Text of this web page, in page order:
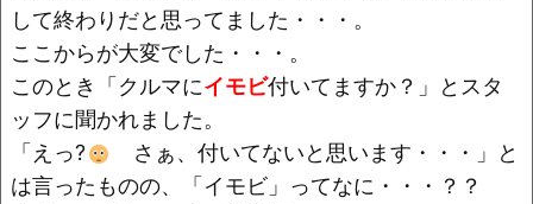
して終わりだと思ってました・・・。
ここからが大変でした・・・。
このとき「クルマにイモビ付いてますか？」とスタ
ッフに聞かれました。
「えっ?
さぁ、付いてないと思います・・・」と
は言ったものの、「イモビ」ってなに・・・？？